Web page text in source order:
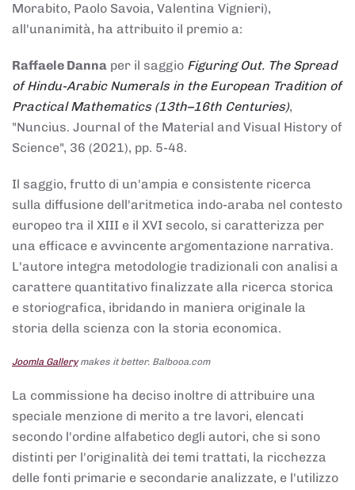
Morabito, Paolo Savoia, Valentina Vignieri),
all'unanimità, ha attribuito il premio a:
Raffaele Danna per il saggio Figuring Out. The Spread
of Hindu-Arabic Numerals in the European Tradition of
Practical Mathematics (13th–16th Centuries),
"Nuncius. Journal of the Material and Visual History of
Science", 36 (2021), pp. 5-48.
Il saggio, frutto di un'ampia e consistente ricerca
sulla diffusione dell'aritmetica indo-araba nel contesto
europeo tra il XIII e il XVI secolo, si caratterizza per
una efficace e avvincente argomentazione narrativa.
L'autore integra metodologie tradizionali con analisi a
carattere quantitativo finalizzate alla ricerca storica
e storiografica, ibridando in maniera originale la
storia della scienza con la storia economica.
Joomla Gallerymakes it better. Balbooa.com
La commissione ha deciso inoltre di attribuire una
speciale menzione di merito a tre lavori, elencati
secondo l'ordine alfabetico degli autori, che si sono
distinti per l'originalità dei temi trattati, la ricchezza
delle fonti primarie e secondarie analizzate, e l'utilizzo